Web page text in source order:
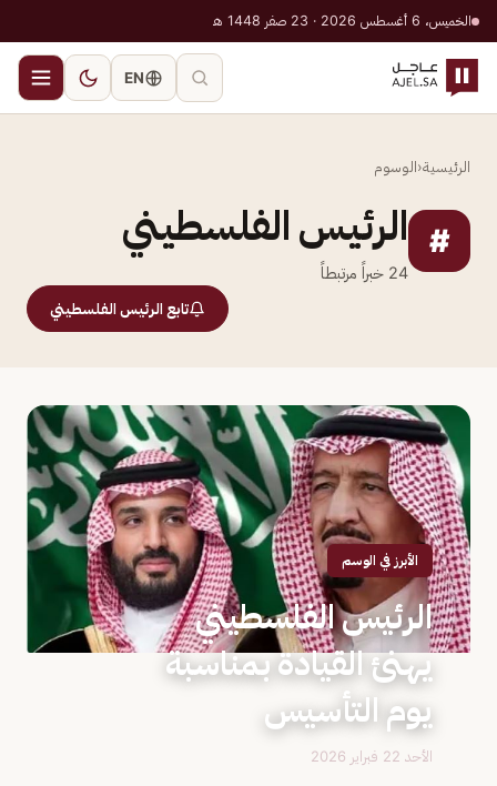
الخميس، 6 أغسطس 2026 · 23 صفر 1448 هـ
EN
الرئيسية‹الوسوم
# الرئيس الفلسطيني
24 خبراً مرتبطاً
تابع الرئيس الفلسطيني
الأبرز في الوسم
الرئيس الفلسطيني
يهنئ القيادة بمناسبة
يوم التأسيس
الأحد 22 فبراير 2026